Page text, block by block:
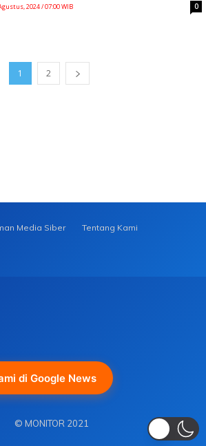
2024 / 07:00 WIB 0
1 2
Media Siber
Tentang Kami
di Google News
© MONITOR 2021